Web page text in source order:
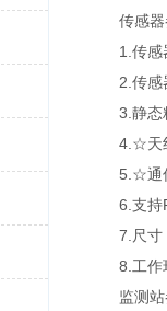
传感器
1.传感器
2.传感
3.静态精
4.☆天线
5.☆通信
6.支持
7.尺寸：
8.工作环
监测站